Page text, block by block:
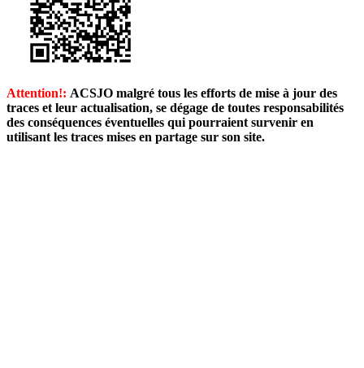
Attention!: ACSJO malgré tous les efforts de mise à jour des
traces et leur actualisation, se dégage de toutes responsabilités
des conséquences éventuelles qui pourraient survenir en
utilisant les traces mises en partage sur son site.